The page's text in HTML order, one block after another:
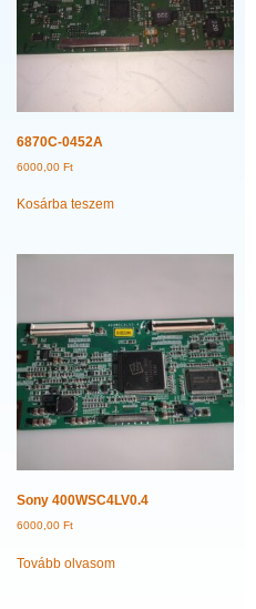
6870C-0452A
6000,00Ft
Kosárba teszem
Sony 400WSC4LV0.4
6000,00 Ft
Tovább olvasom